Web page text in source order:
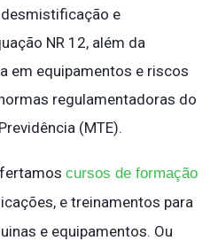
e
NR 12, além da
em equipamentos e riscos
regulamentadoras do
(MTE).
cursos de formação
e treinamentos para
e equipamentos. Ou